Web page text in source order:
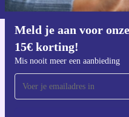
Meld je aan voor
15€ korting!
Mis nooit meer een aanbieding
Voor iOS